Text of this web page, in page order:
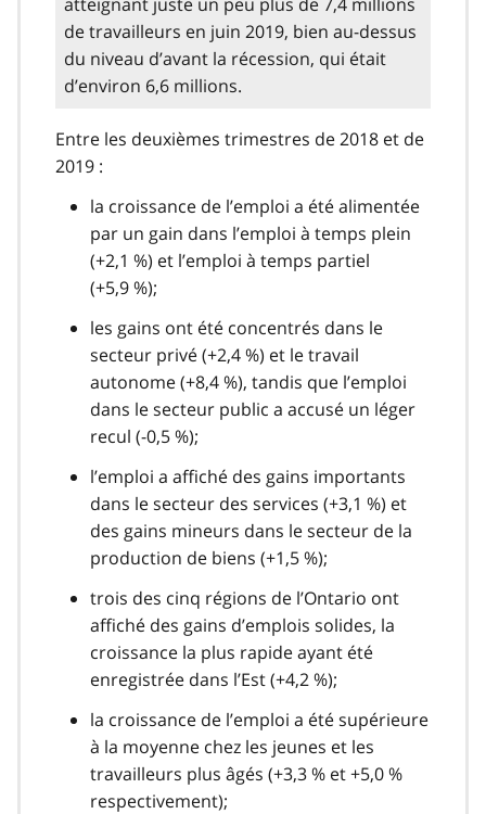
de travailleurs en juin 2019, bien au-dessus
du niveau d’avant la récession, qui était
d’environ 6,6 millions.
Entre les deuxièmes trimestres de 2018 et de
2019 :
la croissance de l’emploi a été alimentée
par un gain dans l’emploi à temps plein
(+2,1 %) et l’emploi à temps partiel
(+5,9 %);
les gains ont été concentrés dans le
secteur privé (+2,4 %) et le travail
autonome (+8,4 %), tandis que l’emploi
dans le secteur public a accusé un léger
recul (-0,5 %);
l’emploi a affiché des gains importants
dans le secteur des services (+3,1 %) et
des gains mineurs dans le secteur de la
production de biens (+1,5 %);
trois des cinq régions de l’Ontario ont
affiché des gains d’emplois solides, la
croissance la plus rapide ayant été
enregistrée dans l’Est (+4,2 %);
la croissance de l’emploi a été supérieure
à la moyenne chez les jeunes et les
travailleurs plus âgés (+3,3 % et +5,0 %
respectivement);